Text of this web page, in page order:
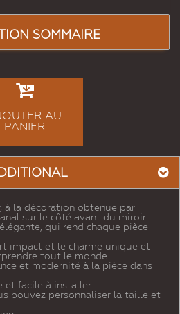
SOMMAIRE
AU
PANIER
à la décoration obtenue par
sur le côté avant du miroir.
qui rend chaque pièce
impact et le charme unique et
tout le monde.
et modernité à la pièce dans
et facile à installer.
pouvez personnaliser la taille et